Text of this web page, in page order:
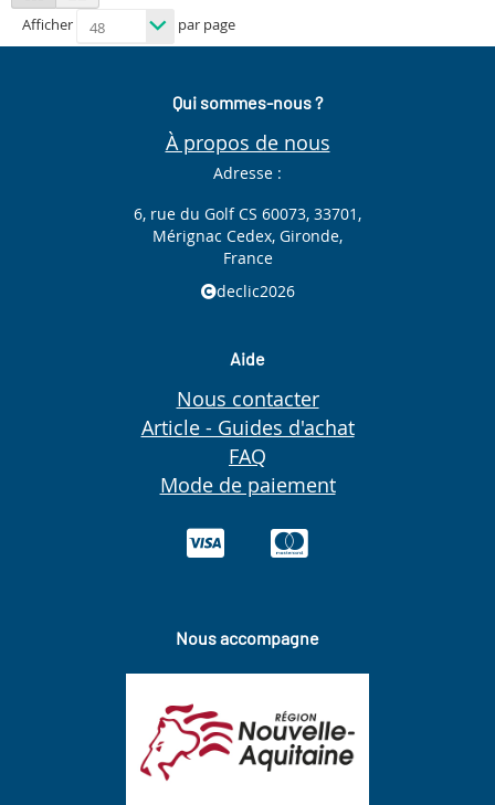
Afficher par page
Qui sommes-nous ?
À propos de nous
Adresse :
6, rue du Golf CS 60073, 33701,
Mérignac Cedex, Gironde,
France
declic2026
Aide
Nous contacter
Article - Guides d'achat
FAQ
Mode de paiement
Nous accompagne